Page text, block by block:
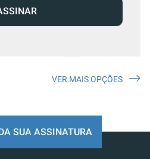
VER MAIS OPÇÕES
SUA ASSINATURA